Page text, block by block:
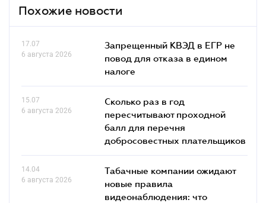
Похожие новости
17.07
6 августа 2026
Запрещенный КВЭД в ЕГР не
повод для отказа в едином
налоге
15.07
6 августа 2026
Сколько раз в год
пересчитывают проходной
балл для перечня
добросовестных плательщиков
14.04
6 августа 2026
Табачные компании ожидают
новые правила
видеонаблюдения: что